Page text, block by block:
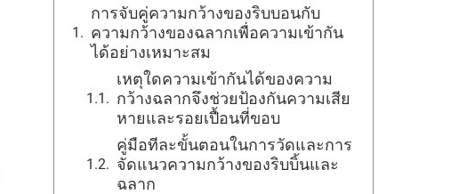
การจับคู่ความกว้างของริบบอนกับ
ความกว้างของฉลากเพื่อความเข้ากัน
ได้อย่างเหมาะสม
เหตุใดความเข้ากันได้ของความ
กว้างฉลากจึงช่วยป้องกันความเสีย
หายและรอยเปื้อนที่ขอบ
คู่มือทีละขั้นตอนในการวัดและการ
จัดแนวความกว้างของริบบิ้นและ
ฉลาก